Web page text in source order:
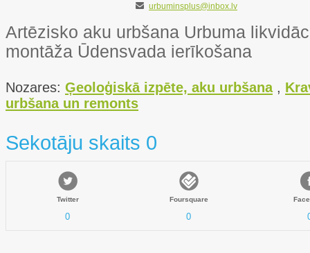
urbuminsplus@inbox.lv
Artēzisko aku urbšana Urbuma
montāža Ūdensvada ierīkošana
Nozares: Ģeoloģiskā izpēte, aku urbšana,
urbšana un remonts
Sekotāju skaits 0
Twitter
0
Foursquare
0